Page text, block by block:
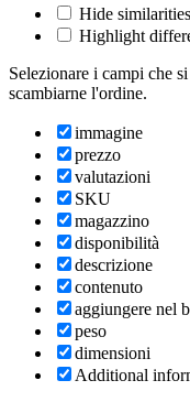
Hide similarities
Highlight
Selezionare i campi che
scambiarne l'ordine.
immagine
prezzo
valutazioni
SKU
magazzino
disponibilità
descrizione
contenuto
aggiungere nel
peso
dimensioni
Additional